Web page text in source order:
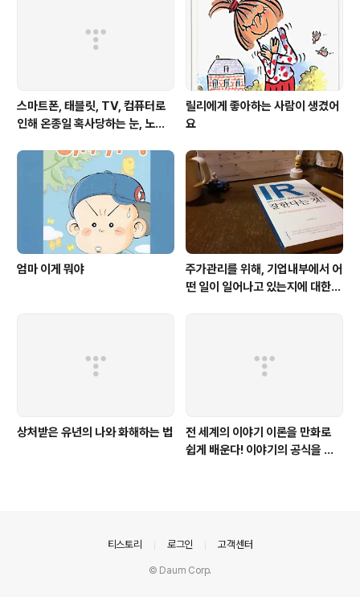
스마트폰, 태블릿, TV, 컴퓨터로
인해 온종일 혹사당하는 눈, 노안
릴리에게 좋아하는 사람이 생겼어
요
엄마 이게 뭐야
주가관리를 위해, 기업내부에서 어
떤 일이 일어나고 있는지에 대한
상처받은 유년의 나와 화해하는 법
전 세계의 이야기 이론을 만화로
쉽게 배운다! 이야기의 공식을 따
티스토리 로그인 고객센터
© Daum Corp.